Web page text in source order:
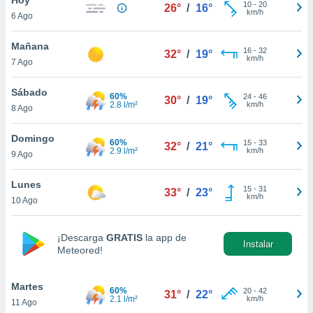
en
más
nuestra
de
aceptar
de
6 Ago
26° / 16° 10- 20
km/h
Mañana
7 Ago
32° / 19° 16- 32
km/h
Sábado
8 Ago
60%
2.8 l/m²
30° / 19° 24- 46
km/h
Domingo
9 Ago
60%
2.9 l/m²
32° / 21° 15- 33
km/h
Lunes
10 Ago
33° / 23° 15- 31
km/h
¡Descarga GRATIS la app de
Meteored!
Instalar
Martes
11 Ago
60%
2.1 l/m²
31° / 22° 20- 42
km/h